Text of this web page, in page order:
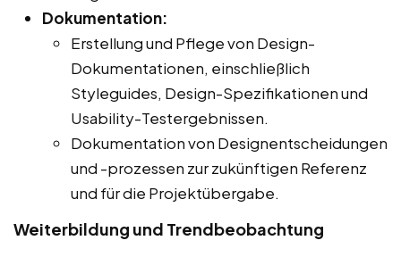
Dokumentation:
Erstellung und Pflege von Design-
Dokumentationen, einschließlich
Styleguides, Design-Spezifikationen und
Usability-Testergebnissen.
Dokumentation von Designentscheidungen
und -prozessen zur zukünftigen Referenz
und für die Projektübergabe.
Weiterbildung und Trendbeobachtung